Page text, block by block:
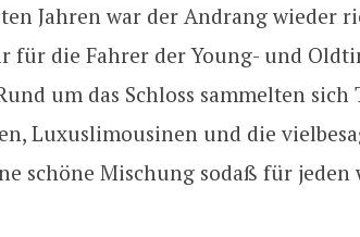
Jahren war der Andrang wieder
für die Fahrer der Young- und
um das Schloss sammelten sich
Luxuslimousinen und die
schöne Mischung sodaß für jeden